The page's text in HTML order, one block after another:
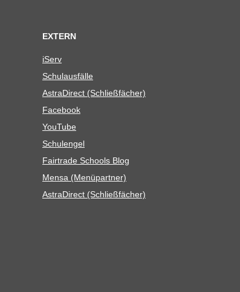
EXTERN
iServ
Schul­aus­fälle
Astra­Di­rect (Schließ­fä­cher)
Face­book
You­Tube
Schul­en­gel
Fair­trade Schools Blog
Mensa (Menü­part­ner)
Astra­Di­rect (Schließ­fä­cher)